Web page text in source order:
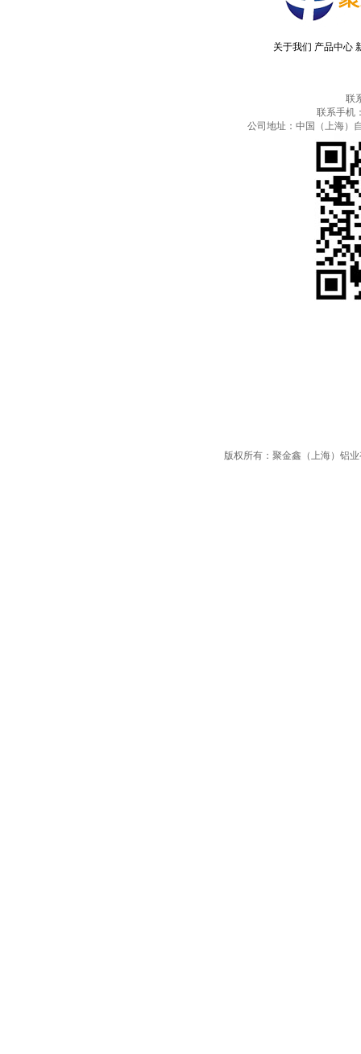
关于我们 产品中心
联
联系手机
公司地址：中国（上海）
版权所有：聚金鑫（上海）铝